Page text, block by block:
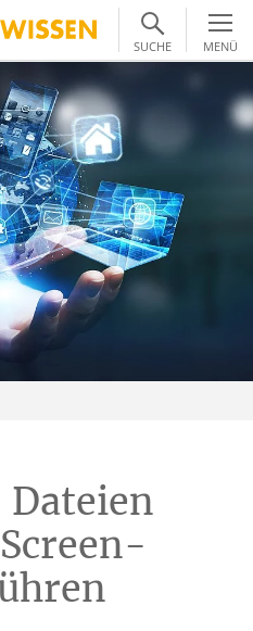
SUCHE MENÜ
Dateien